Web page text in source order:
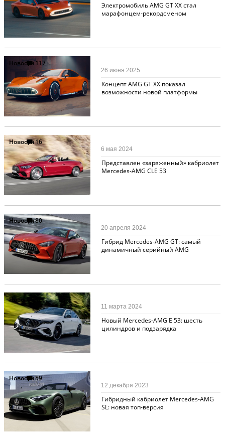
Электромобиль AMG GT XX стал
марафонцем-рекордсменом
Новости117
Концепт AMG GT XX показал
возможности новой платформы
26 июня 2025
Новости16
Представлен «заряженный» кабриолет
Mercedes-AMG CLE 53
6 мая 2024
Новости80
Гибрид Mercedes-AMG GT: самый
динамичный серийный AMG
20 апреля 2024
Новости 42
Новый Mercedes-AMG E 53: шесть
цилиндров и подзарядка
11 марта 2024
Новости59
Гибридный кабриолет Mercedes-AMG
SL: новая топ-версия
12 декабря 2023